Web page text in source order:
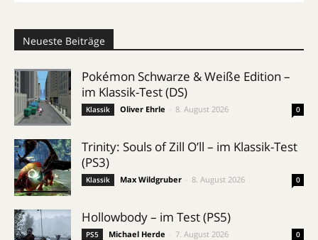
Neueste Beiträge
Pokémon Schwarze & Weiße Edition –
im Klassik-Test (DS)
Klassik Oliver Ehrle 8. August 2026 0
Trinity: Souls of Zill O’ll – im Klassik-Test
(PS3)
Klassik Max Wildgruber 8. August 2026 0
Hollowbody – im Test (PS5)
PS5 Michael Herde 7. August 2026 0